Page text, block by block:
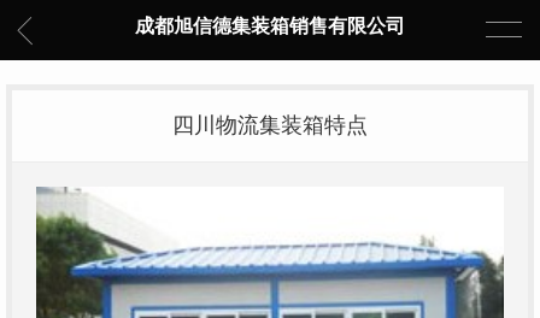
成都旭信德集装箱销售有限公司
四川物流集装箱特点